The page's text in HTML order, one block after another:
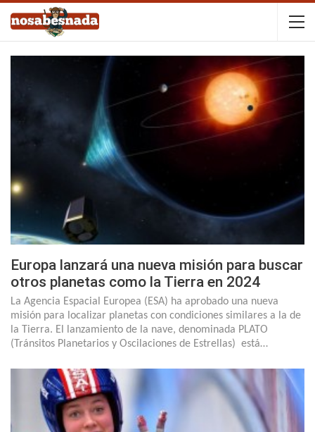
Europa lanzará una nueva misión para buscar
otros planetas como la Tierra en 2024
La Agencia Espacial Europea (ESA) ha aprobado una nueva
misión para localizar planetas con condiciones similares a la de
la Tierra. El lanzamiento de la nave, denominada PLATO
(Tránsitos Planetarios y Oscilaciones de Estrellas) está…